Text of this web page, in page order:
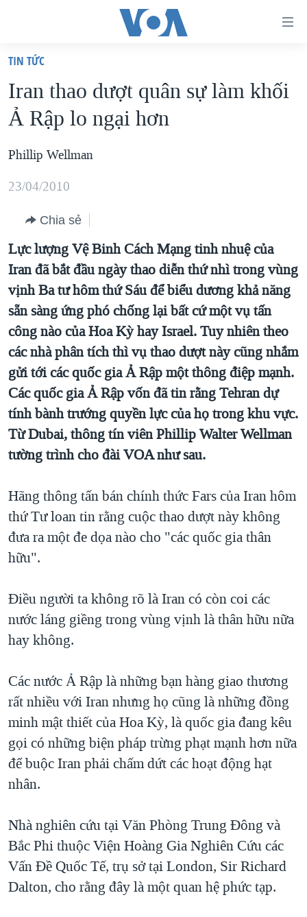
truy
cập
Tới
dung
chính
hướng
chính
Đi
tới
"Tìm"
VIỆT NAM
HOA KỲ
BIỂN ĐÔNG
DIỄN ĐÀN
MỤC
TỰ DO BÁO CHÍ
VẠCH TRẦN TIN GIẢ
NGƯỜI VIỆT HẢI NGOẠI
ĐỜI SỐNG
KINH TẾ
KHOA HỌC
SỨC KHOẺ
GIÁO DỤC
CHUYÊN ĐỀ
CHIẾN TRANH THƯƠNG MẠI CỦA MỸ: QUÁ KHỨ VÀ HIỆN
TẠI
HÀNH TRÌNH BẦU CỬ 2024
MỘT NĂM CHIẾN TRANH TẠI DẢI GAZA
GIẢI MÃ VÀNH ĐAI & CON ĐƯỜNG
NGÀY TỊ NẠN THẾ GIỚI
TRỊNH VĨNH BÌNH - NGƯỜI HẠ 'BÊN THẮNG CUỘC'
GROUND ZERO – XƯA VÀ NAY
CÁC GIÁ TRỊ CỘNG HÒA Ở VIỆT NAM
THƯỢNG ĐỈNH TRUMP-KIM TẠI VIỆT NAM
TRỊNH VĨNH BÌNH VS. CHÍNH PHỦ VIỆT NAM
BÊN KIA QUỐC LỘ: TIẾNG VỌNG TỪ NÔNG THÔN MỸ
HỌC TIẾNG ANH
VIDEO
NGHE
MẠNG XÃ HỘI
Ngôn ngữ khác
TIN TỨC
Iran thao dượt quân sự làm khối
Ả Rập lo ngại hơn
Phillip Wellman
23/04/2010
Chia sẻ
Lực lượng Vệ Binh Cách Mạng tinh nhuệ của
Iran đã bắt đầu ngày thao diễn thứ nhì trong vùng
vịnh Ba tư hôm thứ Sáu để biểu dương khả năng
sẵn sàng ứng phó chống lại bất cứ một vụ tấn
công nào của Hoa Kỳ hay Israel. Tuy nhiên theo
các nhà phân tích thì vụ thao dượt này cũng nhắm
gửi tới các quốc gia Ả Rập một thông điệp mạnh.
Các quốc gia Ả Rập vốn đã tin rằng Tehran dự
tính bành trướng quyền lực của họ trong khu vực.
Từ Dubai, thông tín viên Phillip Walter Wellman
tường trình cho đài VOA như sau.
Hãng thông tấn bán chính thức Fars của Iran hôm
thứ Tư loan tin rằng cuộc thao dượt này không
đưa ra một đe dọa nào cho "các quốc gia thân
hữu".
Điều người ta không rõ là Iran có còn coi các
nước láng giềng trong vùng vịnh là thân hữu nữa
hay không.
Các nước Ả Rập là những bạn hàng giao thương
rất nhiều với Iran nhưng họ cũng là những đồng
minh mật thiết của Hoa Kỳ, là quốc gia đang kêu
gọi có những biện pháp trừng phạt mạnh hơn nữa
để buộc Iran phải chấm dứt các hoạt động hạt
nhân.
Nhà nghiên cứu tại Văn Phòng Trung Đông và
Bắc Phi thuộc Viện Hoàng Gia Nghiên Cứu các
Vấn Đề Quốc Tế, trụ sở tại London, Sir Richard
Dalton, cho rằng đây là một quan hệ phức tạp.